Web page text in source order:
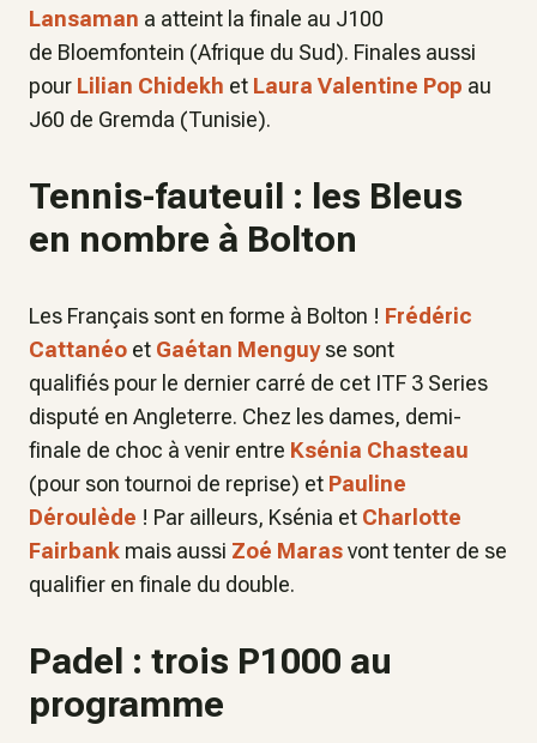
Lansaman a atteint la finale au J100
de Bloemfontein (Afrique du Sud). Finales aussi
pour Lilian Chidekh et Laura Valentine Pop au
J60 de Gremda (Tunisie).
Tennis-fauteuil : les Bleus
en nombre à Bolton
Les Français sont en forme à Bolton ! Frédéric
Cattanéo et Gaétan Menguyse sont
qualifiés pour le dernier carré de cet ITF 3 Series
disputé en Angleterre. Chez les dames, demi-
finale de choc à venir entre Ksénia Chasteau
(pour son tournoi de reprise) et Pauline
Déroulède ! Par ailleurs, Ksénia et Charlotte
Fairbank mais aussi Zoé Marasvont tenter de se
qualifier en finale du double.
Padel : trois P1000 au
programme